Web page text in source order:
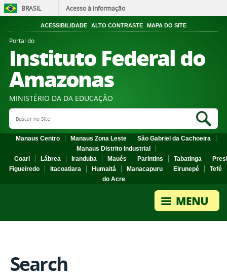
BRASIL Acesso à informação
ACESSIBILIDADE ALTO CONTRASTE MAPA DO SITE
Portal do
Instituto Federal do
Amazonas
MINISTÉRIO DA DA EDUCAÇÃO
Search Site
Manaus Centro Manaus Zona Leste
São Gabriel da Cachoeira
Manaus Distrito Industrial
Coari
Lábrea Iranduba Maués Parintins Tabatinga
Figueiredo
Itacoatiara Humaitá Manacapuru Eirunepé
Tefé
do Acre
Search